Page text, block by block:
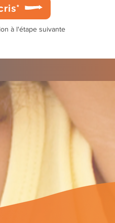
à l'étape suivante